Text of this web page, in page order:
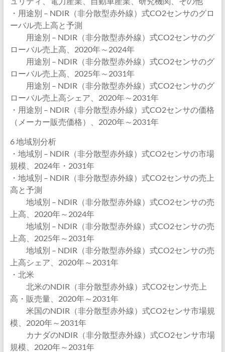
・用途別 – NDIR（非分散型赤外線）式CO2センサのグロ
ーバル売上高と予測
用途別 – NDIR（非分散型赤外線）式CO2センサのグ
ローバル売上高、2020年～2024年
用途別 – NDIR（非分散型赤外線）式CO2センサのグ
ローバル売上高、2025年～2031年
用途別 – NDIR（非分散型赤外線）式CO2センサのグ
ローバル売上高シェア、2020年～2031年
・用途別 – NDIR（非分散型赤外線）式CO2センサの価格
（メーカー販売価格）、2020年～2031年
6 地域別分析
・地域別 – NDIR（非分散型赤外線）式CO2センサの市場
規模、2024年・2031年
・地域別 – NDIR（非分散型赤外線）式CO2センサの売上
高と予測
地域別 – NDIR（非分散型赤外線）式CO2センサの売
上高、2020年～2024年
地域別 – NDIR（非分散型赤外線）式CO2センサの売
上高、2025年～2031年
地域別 – NDIR（非分散型赤外線）式CO2センサの売
上高シェア、2020年～2031年
・北米
北米のNDIR（非分散型赤外線）式CO2センサ売上
高・販売量、2020年～2031年
米国のNDIR（非分散型赤外線）式CO2センサ市場規
模、2020年～2031年
カナダのNDIR（非分散型赤外線）式CO2センサ市場
規模、2020年～2031年